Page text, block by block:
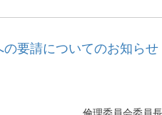
要請についてのお知らせ
長 村田